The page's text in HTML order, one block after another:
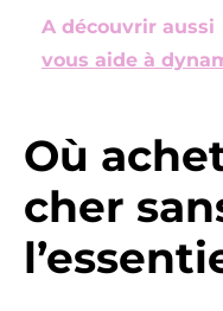
A découvrir aussi
vous aide à
Où
cher